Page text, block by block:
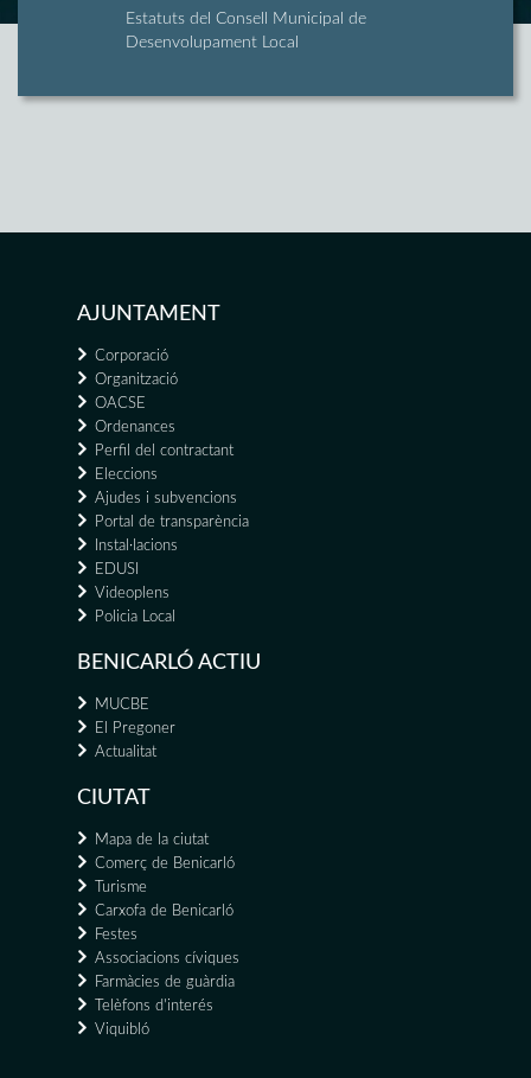
Estatuts del Consell Municipal de
Desenvolupament Local
AJUNTAMENT
Corporació
Organització
OACSE
Ordenances
Perfil del contractant
Eleccions
Ajudes i subvencions
Portal de transparència
Instal·lacions
EDUSI
Videoplens
Policia Local
BENICARLÓ ACTIU
MUCBE
El Pregoner
Actualitat
CIUTAT
Mapa de la ciutat
Comerç de Benicarló
Turisme
Carxofa de Benicarló
Festes
Associacions cíviques
Farmàcies de guàrdia
Telèfons d'interés
Viquibló